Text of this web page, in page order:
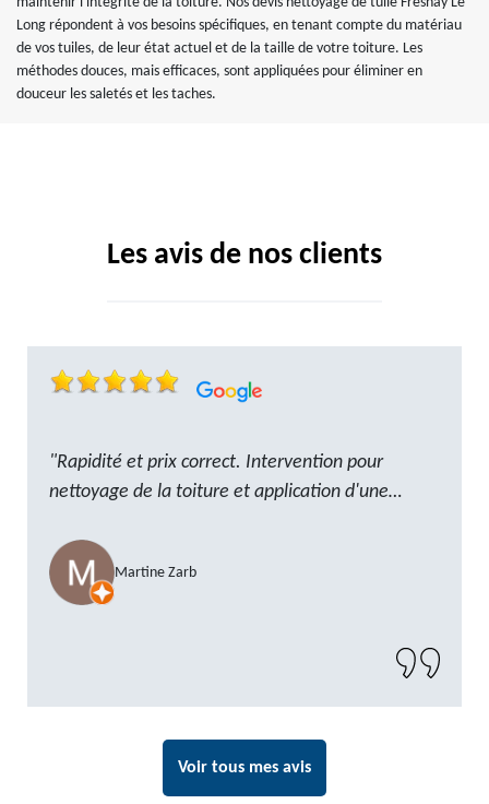
Long répondent à vos besoins spécifiques, en tenant compte du matériau
de vos tuiles, de leur état actuel et de la taille de votre toiture. Les
méthodes douces, mais efficaces, sont appliquées pour éliminer en
douceur les saletés et les taches.
Les avis de nos clients
"Rapidité et prix correct. Intervention pour
nettoyage de la toiture et application d'une
nous savons que nous pouvons compter sur M.
GOT. Très content de la prestation, a
recommander sans problème"
Martine Zarb
Voir tous mes avis